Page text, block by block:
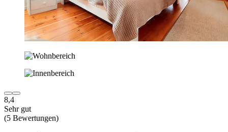
8,4
Sehr gut
(5 Bewertungen)